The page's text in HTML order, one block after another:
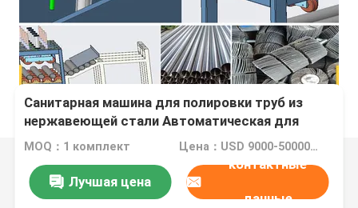
Санитарная машина для полировки труб из
нержавеющей стали Автоматическая для
полупроводниковых труб
MOQ：1 комплект Цена：USD 9000-50000 Dollar per set
Лучшая цена
контактные
данные